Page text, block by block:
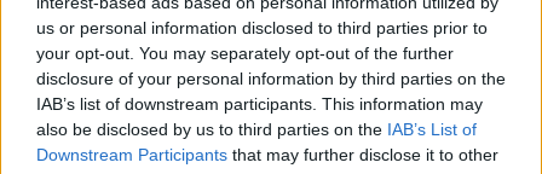
us or personal information disclosed to third parties prior to
your opt-out. You may separately opt-out of the further
disclosure of your personal information by third parties on the
IAB’s list of downstream participants. This information may
also be disclosed by us to third parties on the IAB’s List of
Downstream Participants that may further disclose it to other
allora, ha completato tutte le fasi del suo
percorso di crescita all'Athletic fino al suo
debutto con la maglia del León il 28 aprile
2021, a soli 18 anni. Nelle sue cinque stagioni
finora trascorse con la prima squadra, ha